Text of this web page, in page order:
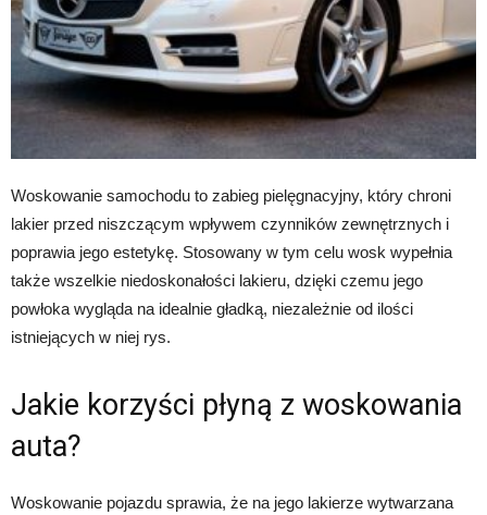
Woskowanie samochodu to zabieg pielęgnacyjny, który chroni
lakier przed niszczącym wpływem czynników zewnętrznych i
poprawia jego estetykę. Stosowany w tym celu wosk wypełnia
także wszelkie niedoskonałości lakieru, dzięki czemu jego
powłoka wygląda na idealnie gładką, niezależnie od ilości
istniejących w niej rys.
Jakie korzyści płyną z woskowania
auta?
Woskowanie pojazdu sprawia, że na jego lakierze wytwarzana